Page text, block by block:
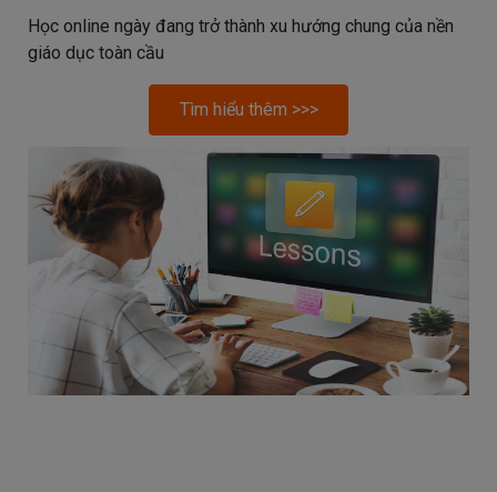
Học online ngày đang trở thành xu hướng chung của nền
giáo dục toàn cầu
Tìm hiểu thêm >>>